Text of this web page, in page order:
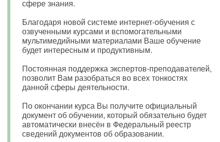
сфере знания.
Благодаря новой системе интернет-обучения с
озвученными курсами и вспомогательными
мультимедийными материалами Ваше обучение
будет интересным и продуктивным.
Постоянная поддержка экспертов-преподавателей,
позволит Вам разобраться во всех тонкостях
данной сферы деятельности.
По окончании курса Вы получите официальный
документ об обучении, который обязательно будет
автоматически внесён в Федеральный реестр
сведений документов об образовании.